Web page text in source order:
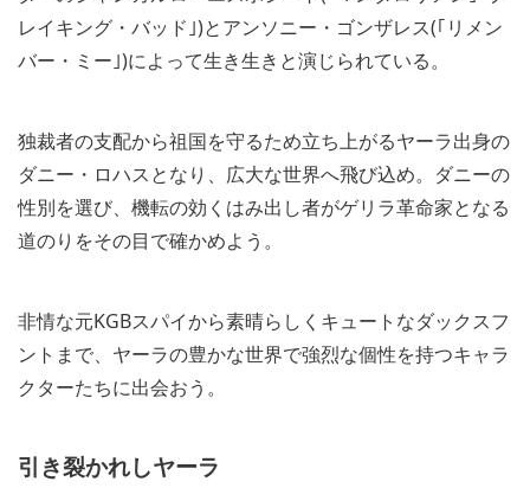
レイキング・バッド｣)とアンソニー・ゴンザレス(｢リメン
バー・ミー｣)によって生き生きと演じられている。
独裁者の支配から祖国を守るため立ち上がるヤーラ出身の
ダニー・ロハスとなり、広大な世界へ飛び込め。ダニーの
性別を選び、機転の効くはみ出し者がゲリラ革命家となる
道のりをその目で確かめよう。
非情な元KGBスパイから素晴らしくキュートなダックスフ
ントまで、ヤーラの豊かな世界で強烈な個性を持つキャラ
クターたちに出会おう。
引き裂かれしヤーラ